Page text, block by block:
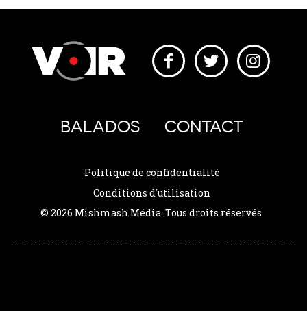
BALADOS CONTACT
Politique de confidentialité
Conditions d'utilisation
© 2026 Mishmash Média. Tous droits réservés.